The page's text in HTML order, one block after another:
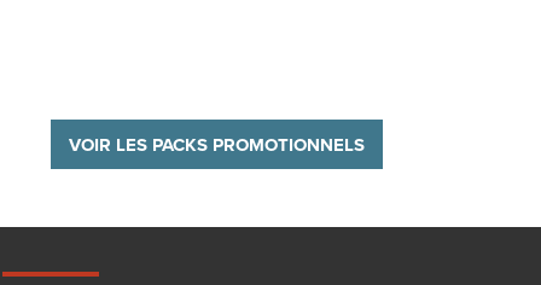
VOIR LES PACKS PROMOTIONNELS